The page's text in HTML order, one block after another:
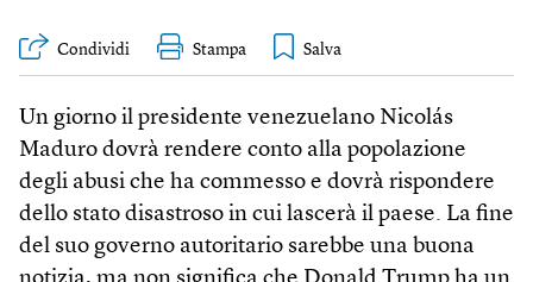
Condividi Stampa
Un giorno il presidente venezuelano Nicolás
Maduro dovrà rendere conto alla popolazione
degli abusi che ha commesso e dovrà rispondere
dello stato disastroso in cui lascerà il paese. La fine
del suo governo autoritario sarebbe una buona